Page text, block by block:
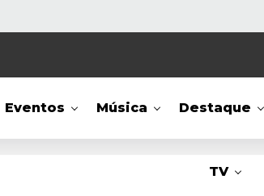
Eventos Música Destaque
TV